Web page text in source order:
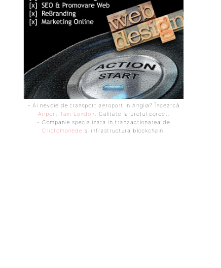
- Ai nevoie de transport aeroport in Anglia? Încearcă
Airport Taxi London. Calitate la prețul corect.
- Companie specializata in tranzactionarea de
Criptomonede si infrastructura blockchain.